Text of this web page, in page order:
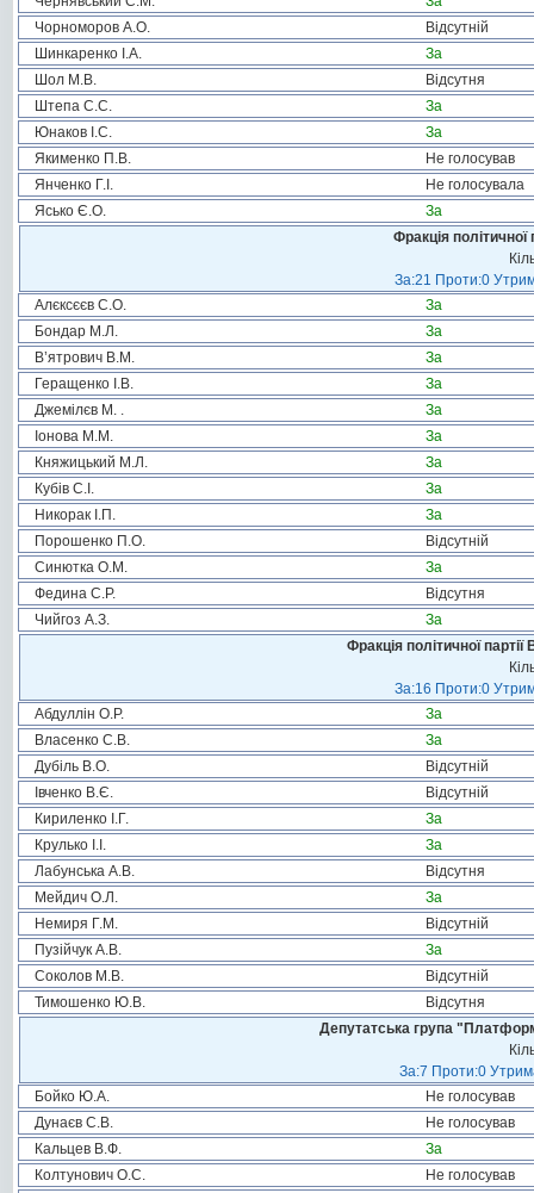
Чорноморов А.О.
Відсутній
Шинкаренко І.А.
За
Шол М.В.
Відсутня
Штепа С.С.
За
Юнаков І.С.
За
Якименко П.В.
Не голосував
Янченко Г.І.
Не голосувала
Ясько Є.О.
За
Фракція
За:21 Проти:0
Алєксєєв С.О.
За
Бондар М.Л.
За
В’ятрович В.М.
За
Геращенко І.В.
За
Джемілєв М. .
За
Іонова М.М.
За
Княжицький М.Л.
За
Кубів С.І.
За
Никорак І.П.
За
Порошенко П.О.
Відсутній
Синютка О.М.
За
Федина С.Р.
Відсутня
Чийгоз А.З.
За
Фракція політичної
За:16 Проти:0
Абдуллін О.Р.
За
Власенко С.В.
За
Дубіль В.О.
Відсутній
Івченко В.Є.
Відсутній
Кириленко І.Г.
За
Крулько І.І.
За
Лабунська А.В.
Відсутня
Мейдич О.Л.
За
Немиря Г.М.
Відсутній
Пузійчук А.В.
За
Соколов М.В.
Відсутній
Тимошенко Ю.В.
Відсутня
Депутатська група
За:7 Проти:0
Бойко Ю.А.
Не голосував
Дунаєв С.В.
Не голосував
Кальцев В.Ф.
За
Колтунович О.С.
Не голосував